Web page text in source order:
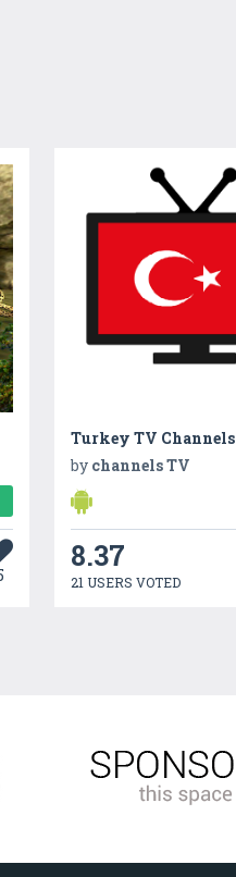
Turkey TV Channels
by channels TV
8.37
21 USERS VOTED